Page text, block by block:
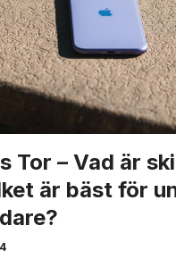
Tor – Vad är
är bäst för